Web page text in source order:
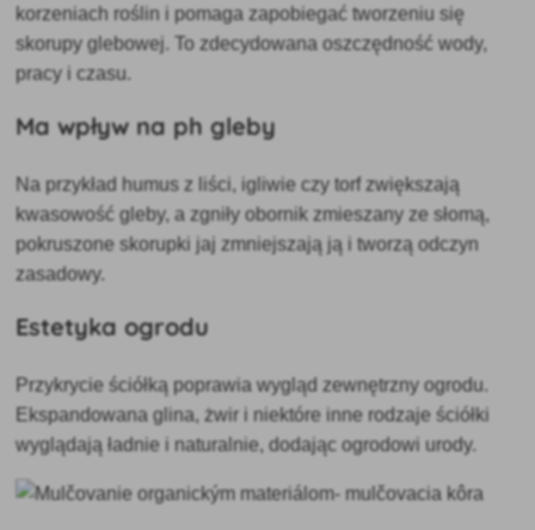
korzeniach roślin i pomaga zapobiegać tworzeniu się
skorupy glebowej. To zdecydowana oszczędność wody,
pracy i czasu.
Ma wpływ na ph gleby
Na przykład humus z liści, igliwie czy torf zwiększają
kwasowość gleby, a zgniły obornik zmieszany ze słomą,
pokruszone skorupki jaj zmniejszają ją i tworzą odczyn
zasadowy.
Estetyka ogrodu
Przykrycie ściółką poprawia wygląd zewnętrzny ogrodu.
Ekspandowana glina, żwir i niektóre inne rodzaje ściółki
wyglądają ładnie i naturalnie, dodając ogrodowi urody.